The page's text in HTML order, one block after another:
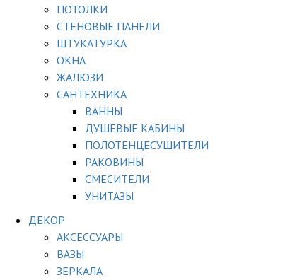
ПОТОЛКИ
СТЕНОВЫЕ ПАНЕЛИ
ШТУКАТУРКА
ОКНА
ЖАЛЮЗИ
САНТЕХНИКА
ВАННЫ
ДУШЕВЫЕ КАБИНЫ
ПОЛОТЕНЦЕСУШИТЕЛИ
РАКОВИНЫ
СМЕСИТЕЛИ
УНИТАЗЫ
ДЕКОР
АКСЕССУАРЫ
ВАЗЫ
ЗЕРКАЛА